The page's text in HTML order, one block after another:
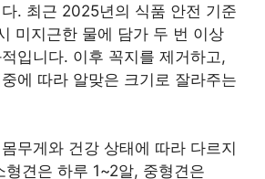
. 최근 2025년의 식품 안전 기준
미지근한 물에 담가 두 번 이상
입니다. 이후 꼭지를 제거하고,
에 따라 알맞은 크기로 잘라주는
무게와 건강 상태에 따라 다르지
형견은 하루 1~2알, 중형견은